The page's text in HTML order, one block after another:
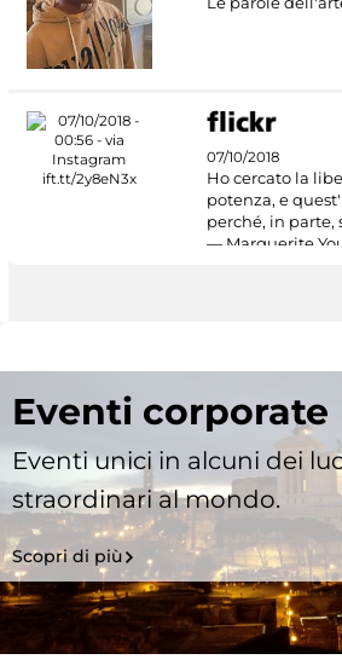
07/10/2018
Ho cercato la
potenza, e
perché, in parte,
— Marguerite
Eventi corporate
Eventi unici in alcuni dei
straordinari al mondo.
Scopri di più